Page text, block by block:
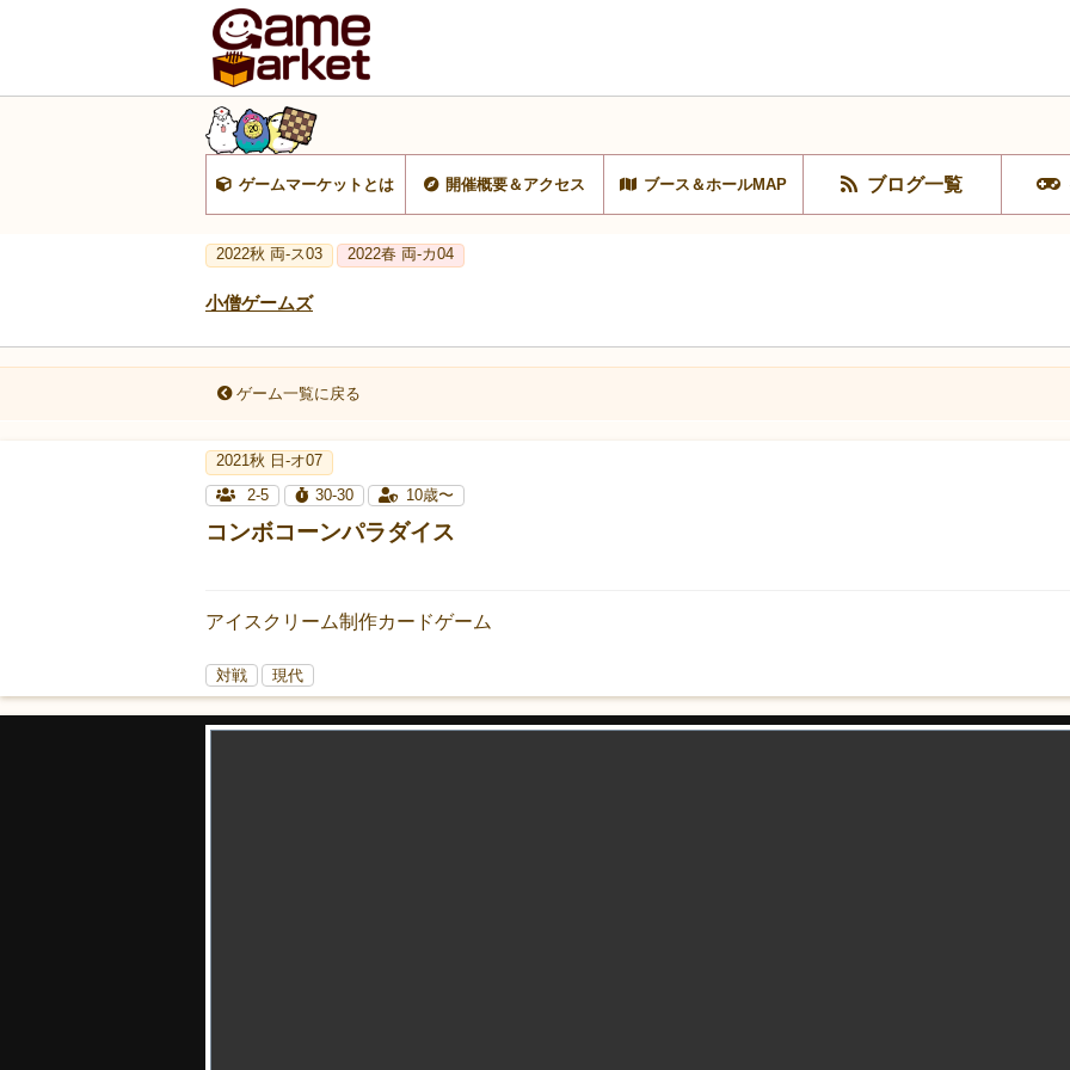
ゲームマーケットとは 開催概要＆アクセス ブース＆ホールMAP ブログ一覧
2022秋 両-ス03 2022春 両-カ04
小僧ゲームズ
ゲーム一覧に戻る
2021秋 日-オ07
2-5
30-30 10歳〜
コンボコーンパラダイス
アイスクリーム制作カードゲーム
対戦 現代